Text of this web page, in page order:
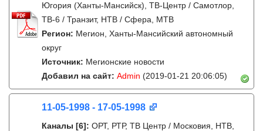
Югория (Ханты-Мансийск), ТВ-Центр / Самотлор,
ТВ-6 / Транзит, НТВ / Сфера, МТВ
Регион: Мегион, Ханты-Мансийский автономный
округ
Источник: Мегионские новости
Добавил на сайт: Admin (2019-01-21 20:06:05)
11-05-1998 - 17-05-1998
Каналы [6]: ОРТ, РТР, ТВ Центр / Московия, НТВ,